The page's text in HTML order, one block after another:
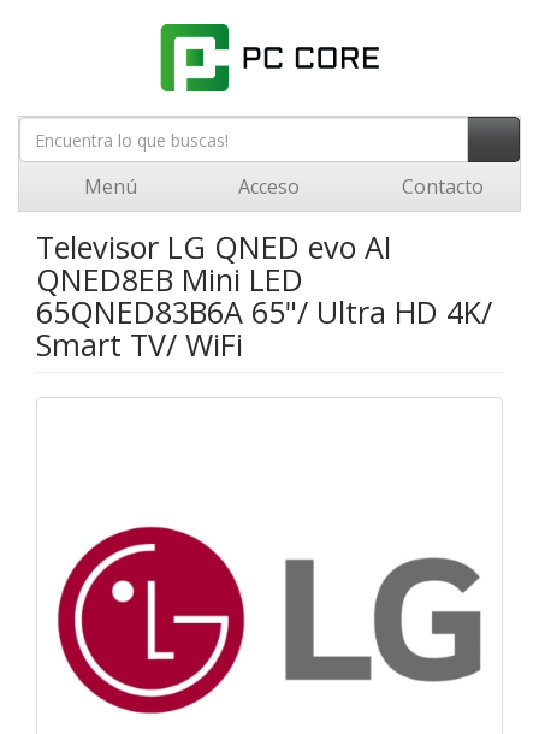
Menú Acceso Contacto
Televisor LG QNED evo AI
QNED8EB Mini LED
65QNED83B6A 65"/ Ultra HD 4K/
Smart TV/ WiFi